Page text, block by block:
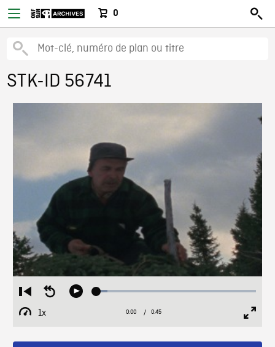
0
STK-ID 56741
Restart
from
beginning
Seek
Play Loaded:
1x
Playback
Current
0:00 / Duration
0:45